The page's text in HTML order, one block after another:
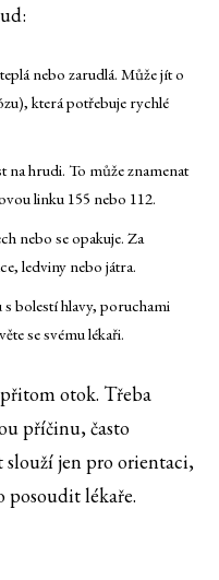
nebo zarudlá. Může jít o
která potřebuje rychlé
na hrudi. To může znamenat
linku 155 nebo 112.
nebo se opakuje. Za
ledviny nebo játra.
s bolestí hlavy, poruchami
se svému lékaři.
otok. Třeba
příčinu, často
slouží jen pro orientaci,
posoudit lékaře.